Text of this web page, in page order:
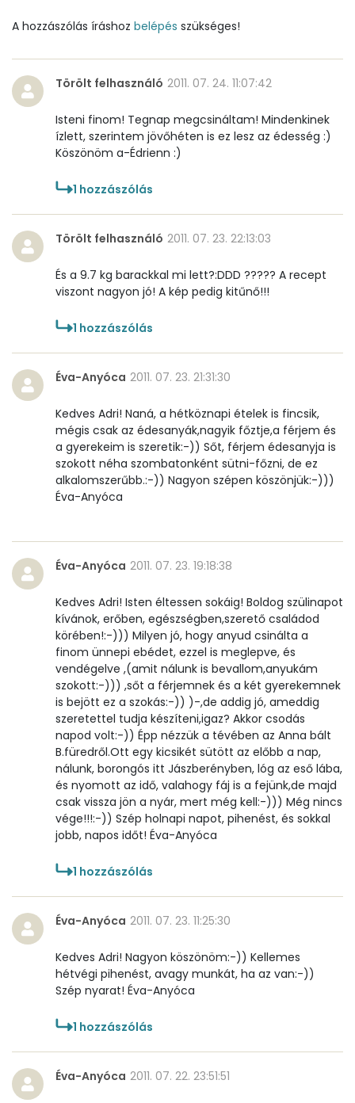
Cukor
Élelmi rost
3 mg
Víz
Összesen
Vitaminok
Összesen
A vitamin (RAE):
114 micro
B6 vitamin:
E vitamin:
C vitamin:
5 mg
D vitamin:
16 micro
K vitamin:
4 micro
Riboflavin - B2 vitamin:
Niacin - B3 vitamin:
1 mg
Pantoténsav - B5 vitamin:
0 mg
Folsav - B9-vitamin:
33 micro
Kolin:
64 mg
Retinol - A vitamin:
68 micro
α-karotin
9 micro
β-karotin
525 micro
Lut-zea
Összesen 597 kcal
A hozzászólás íráshoz belépés szükséges!
Törölt felhasználó 2011. 07. 24. 11:07:42
Isteni finom! Tegnap megcsináltam! Mindenkinek
ízlett, szerintem jövőhéten is ez lesz az édesség :)
Köszönöm a-Édrienn :)
1 hozzászólás
Törölt felhasználó 2011. 07. 23. 22:13:03
És a 9.7 kg barackkal mi lett?:DDD ????? A recept
viszont nagyon jó! A kép pedig kitűnő!!!
1 hozzászólás
Éva-Anyóca 2011. 07. 23. 21:31:30
Kedves Adri! Naná, a hétköznapi ételek is fincsik,
mégis csak az édesanyák,nagyik főztje,a férjem és
a gyerekeim is szeretik:-)) Sőt, férjem édesanyja is
szokott néha szombatonként sütni-főzni, de ez
alkalomszerűbb.:-)) Nagyon szépen köszönjük:-)))
Éva-Anyóca
Éva-Anyóca 2011. 07. 23. 19:18:38
Kedves Adri! Isten éltessen sokáig! Boldog szülinapot
kívánok, erőben, egészségben,szerető családod
körében!:-))) Milyen jó, hogy anyud csinálta a
finom ünnepi ebédet, ezzel is meglepve, és
vendégelve ,(amit nálunk is bevallom,anyukám
szokott:-))) ,sőt a férjemnek és a két gyerekemnek
is bejött ez a szokás:-)) )-,de addig jó, ameddig
szeretettel tudja készíteni,igaz? Akkor csodás
napod volt:-)) Épp nézzük a tévében az Anna bált
B.füredről.Ott egy kicsikét sütött az előbb a nap,
nálunk, borongós itt Jászberényben, lóg az eső lába,
és nyomott az idő, valahogy fáj is a fejünk,de majd
csak vissza jön a nyár, mert még kell:-))) Még nincs
vége!!!:-)) Szép holnapi napot, pihenést, és sokkal
jobb, napos időt! Éva-Anyóca
1 hozzászólás
Éva-Anyóca 2011. 07. 23. 11:25:30
Kedves Adri! Nagyon köszönöm:-)) Kellemes
hétvégi pihenést, avagy munkát, ha az van:-))
Szép nyarat! Éva-Anyóca
1 hozzászólás
Éva-Anyóca 2011. 07. 22. 23:51:51